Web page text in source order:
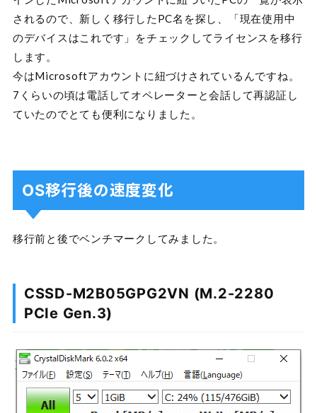
されるので、新しく移行したPC名を探し、「現在使用中
のデバイスはこれです」をチェックしてライセンスを移行
します。
今はMicrosoftアカウントに紐づけされているんですね。
7くらいの頃は電話してオペレーターと会話して再認証し
ていたのでとても便利になりました。
OS移行後の速度変化
移行前と後でベンチマークしてみました。
CSSD-M2B05GPG2VN (M.2-2280
PCIe Gen.3)